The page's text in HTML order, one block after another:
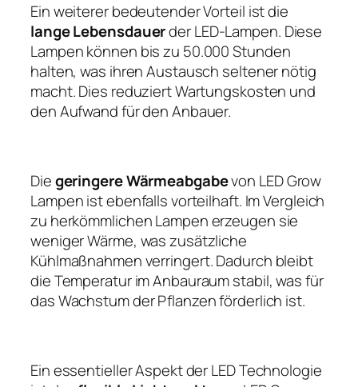
Ein weiterer bedeutender Vorteil ist die
lange Lebensdauerder LED-Lampen. Diese
Lampen können bis zu 50.000 Stunden
halten, was ihren Austausch seltener nötig
macht. Dies reduziert Wartungskosten und
den Aufwand für den Anbauer.
Diegeringere Wärmeabgabevon LED Grow
Lampen ist ebenfalls vorteilhaft. Im Vergleich
zu herkömmlichen Lampen erzeugen sie
weniger Wärme, was zusätzliche
Kühlmaßnahmen verringert. Dadurch bleibt
die Temperatur im Anbauraum stabil, was für
das Wachstum der Pflanzen förderlich ist.
Ein essentieller Aspekt der LED Technologie